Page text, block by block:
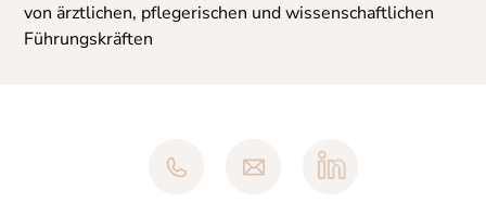
von ärztlichen, pflegerischen und wissenschaftlichen
Führungskräften